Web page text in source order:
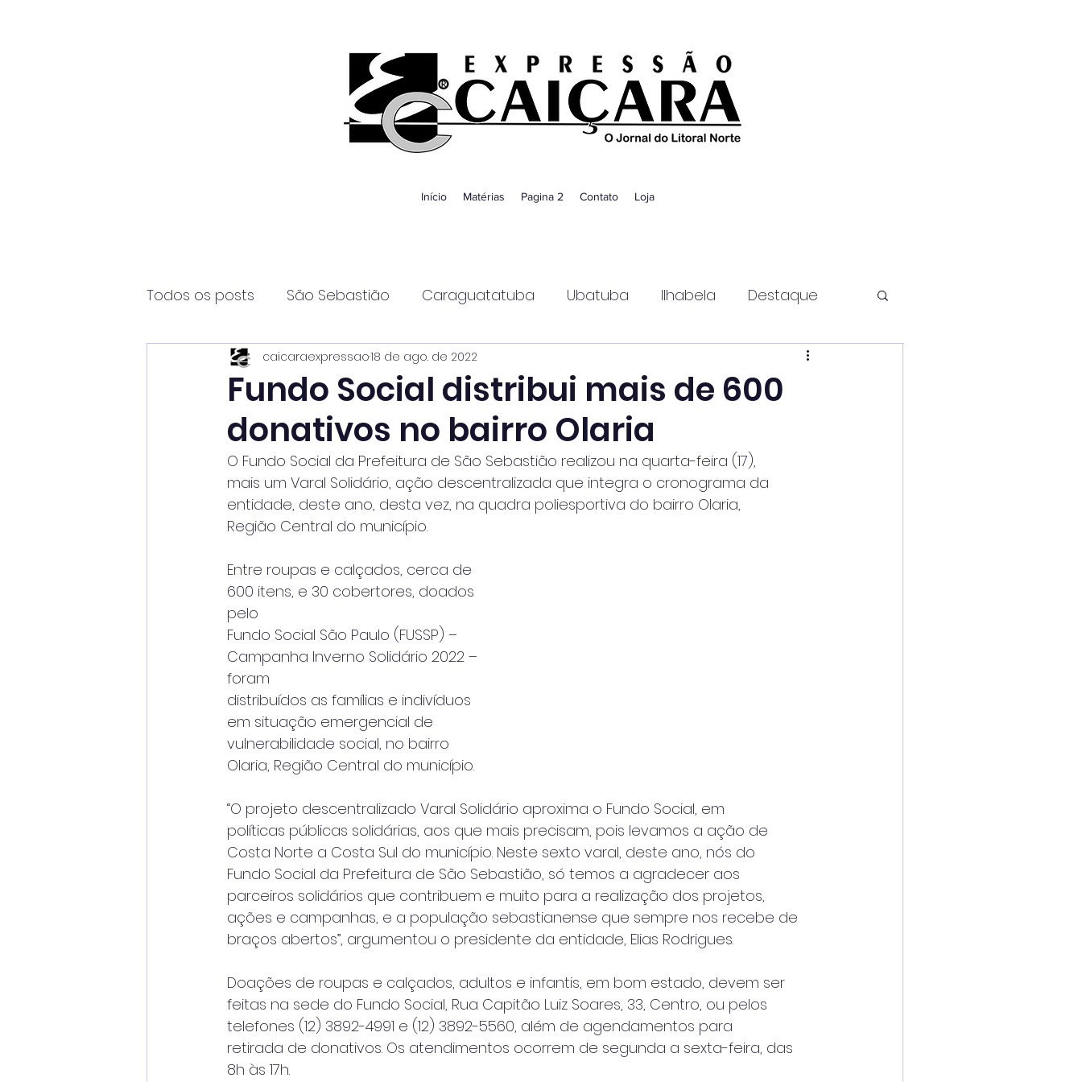
Início Matérias Pagina 2 Contato Loja
Todos os posts São Sebastião Caraguatatuba Ubatuba Ilhabela Destaque
Página2 Itanhaém Guaratinguetá
Fundo Social distribui mais de 600
donativos no bairro Olaria
caicaraexpressao18 de ago. de 2022
O Fundo Social da Prefeitura de São Sebastião realizou na quarta-feira (17),
mais um Varal Solidário, ação descentralizada que integra o cronograma da
entidade, deste ano, desta vez, na quadra poliesportiva do bairro Olaria,
Região Central do município.
Entre roupas e calçados, cerca de
600 itens, e 30 cobertores, doados
pelo
Fundo Social São Paulo (FUSSP) –
Campanha Inverno Solidário 2022 –
foram
distribuídos as famílias e indivíduos
em situação emergencial de
vulnerabilidade social, no bairro
Olaria, Região Central do município.
“O projeto descentralizado Varal Solidário aproxima o Fundo Social, em
políticas públicas solidárias, aos que mais precisam, pois levamos a ação de
Costa Norte a Costa Sul do município. Neste sexto varal, deste ano, nós do
Fundo Social da Prefeitura de São Sebastião, só temos a agradecer aos
parceiros solidários que contribuem e muito para a realização dos projetos,
ações e campanhas, e a população sebastianense que sempre nos recebe de
braços abertos”, argumentou o presidente da entidade, Elias Rodrigues.
Doações de roupas e calçados, adultos e infantis, em bom estado, devem ser
feitas na sede do Fundo Social, Rua Capitão Luiz Soares, 33, Centro, ou pelos
telefones (12) 3892-4991 e (12) 3892-5560, além de agendamentos para
retirada de donativos. Os atendimentos ocorrem de segunda a sexta-feira, das
8h às 17h.